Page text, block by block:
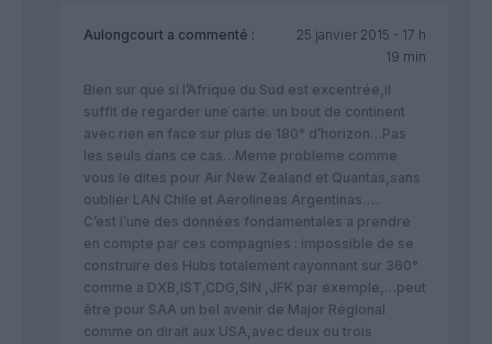
Aulongcourt a commenté :
25 janvier 2015 - 17 h
19 min
Bien sur que si l’Afrique du Sud est excentrée,il
suffit de regarder une carte: un bout de continent
avec rien en face sur plus de 180° d’horizon…Pas
les seuls dans ce cas…Meme probleme comme
vous le dites pour Air New Zealand et Quantas,sans
oublier LAN Chile et Aerolineas Argentinas…..
C’est l’une des données fondamentales a prendre
en compte par ces compagnies : impossible de se
construire des Hubs totalement rayonnant sur 360°
comme a DXB,IST,CDG,SIN ,JFK par exemple,…peut
être pour SAA un bel avenir de Major Régional
comme on dirait aux USA,avec deux ou trois